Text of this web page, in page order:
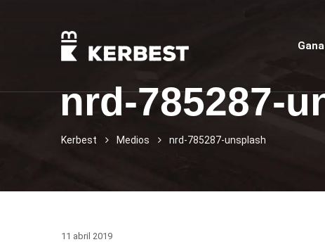
nrd-785287-
Kerbest Medios nrd-785287-unsplash
11 abril 2019